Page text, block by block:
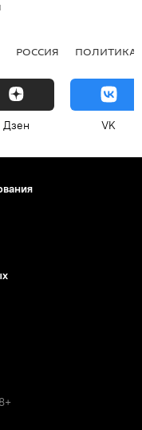
РОССИЯ ПОЛИТИКА
Дзен VK